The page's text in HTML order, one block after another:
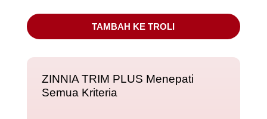
TAMBAH KE TROLI
ZINNIA TRIM PLUS Menepati
Semua Kriteria